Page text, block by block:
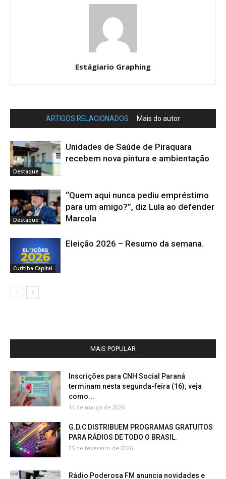
Estágiario Graphing
ARTIGOS RELACIONADOS Mais do autor
Destaque
Unidades de Saúde de Piraquara
recebem nova pintura e ambientação
Destaque
“Quem aqui nunca pediu empréstimo
para um amigo?”, diz Lula ao defender
Marcola
Curitiba Capital
Eleição 2026 – Resumo da semana.
MAIS POPULAR
Inscrições para CNH Social Paraná
terminam nesta segunda-feira (16); veja
como...
14 de março de 2026
G.D.C DISTRIBUEM PROGRAMAS GRATUITOS
PARA RÁDIOS DE TODO O BRASIL.
25 de fevereiro de 2026
Rádio Poderosa FM anuncia novidades e